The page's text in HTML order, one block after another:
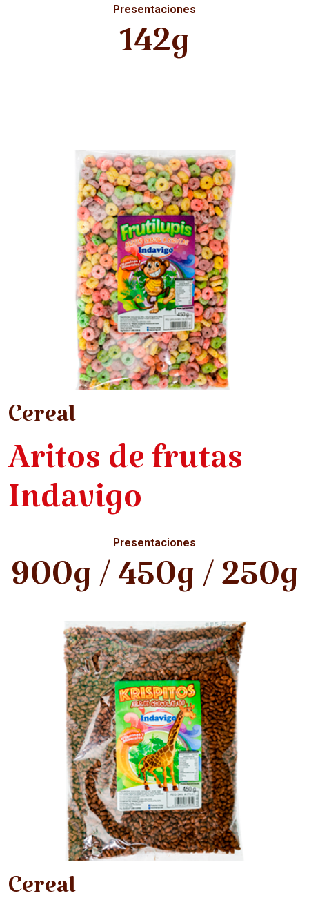
Presentaciones
142g
Cereal
Aritos de frutas
Indavigo
Presentaciones
900g / 450g / 250g
Cereal